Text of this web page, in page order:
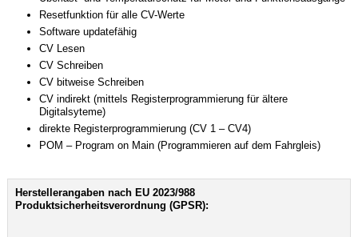
Resetfunktion für alle CV-Werte
Software updatefähig
CV Lesen
CV Schreiben
CV bitweise Schreiben
CV indirekt (mittels Registerprogrammierung für ältere
Digitalsyteme)
direkte Registerprogrammierung (CV 1 – CV4)
POM – Program on Main (Programmieren auf dem Fahrgleis)
Herstellerangaben nach EU 2023/988
Produktsicherheitsverordnung (GPSR):